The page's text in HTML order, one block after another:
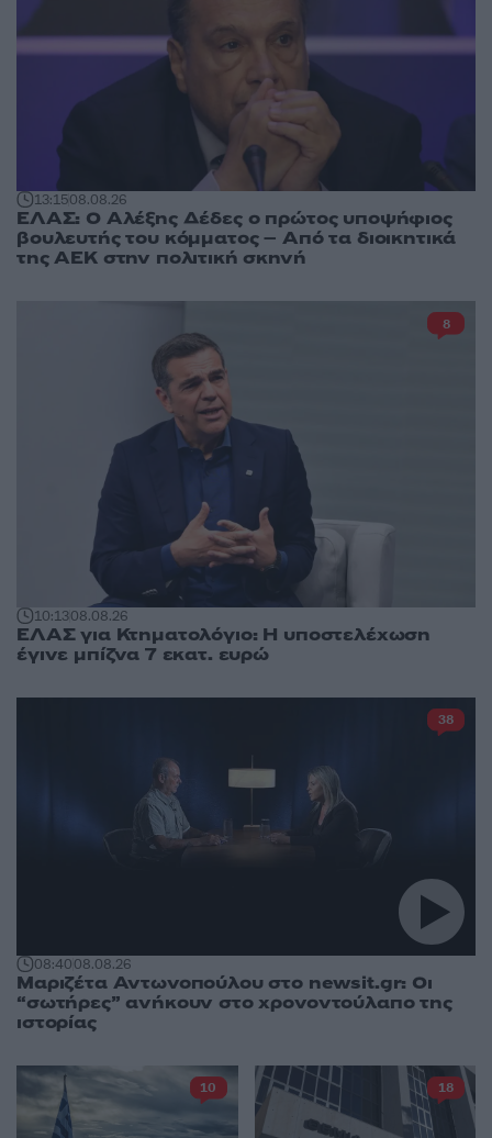
13:1508.08.26
ΕΛΑΣ: Ο Αλέξης Δέδες ο πρώτος υποψήφιος
βουλευτής του κόμματος – Από τα διοικητικά
της ΑΕΚ στην πολιτική σκηνή
10:1308.08.26
ΕΛΑΣ για Κτηματολόγιο: Η υποστελέχωση
έγινε μπίζνα 7 εκατ. ευρώ
8
08:4008.08.26
Μαριζέτα Αντωνοπούλου στο newsit.gr: Οι
“σωτήρες” ανήκουν στο χρονοντούλαπο της
ιστορίας
38
10 18